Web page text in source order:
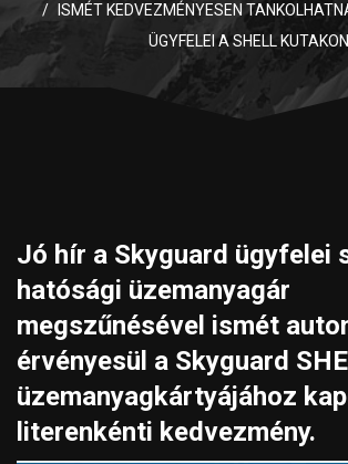
ISMÉT KEDVEZMÉNYESEN
ÜGYFELEI A SHELL KUTAKON
Jó hír a Skyguard ügyfelei
hatósági üzemanyagár
megszűnésével ismét
érvényesül a Skyguard
üzemanyagkártyájához
literenkénti kedvezmény.